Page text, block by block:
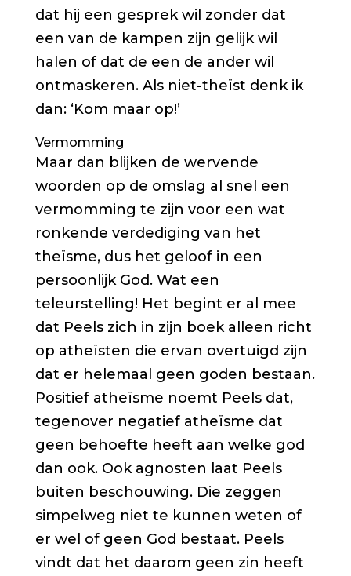
dat hij een gesprek wil zonder dat
een van de kampen zijn gelijk wil
halen of dat de een de ander wil
ontmaskeren. Als niet-theïst denk ik
dan: ‘Kom maar op!’
Vermomming
Maar dan blijken de wervende
woorden op de omslag al snel een
vermomming te zijn voor een wat
ronkende verdediging van het
theïsme, dus het geloof in een
persoonlijk God. Wat een
teleurstelling! Het begint er al mee
dat Peels zich in zijn boek alleen richt
op atheïsten die ervan overtuigd zijn
dat er helemaal geen goden bestaan.
Positief atheïsme noemt Peels dat,
tegenover negatief atheïsme dat
geen behoefte heeft aan welke god
dan ook. Ook agnosten laat Peels
buiten beschouwing. Die zeggen
simpelweg niet te kunnen weten of
er wel of geen God bestaat. Peels
vindt dat het daarom geen zin heeft